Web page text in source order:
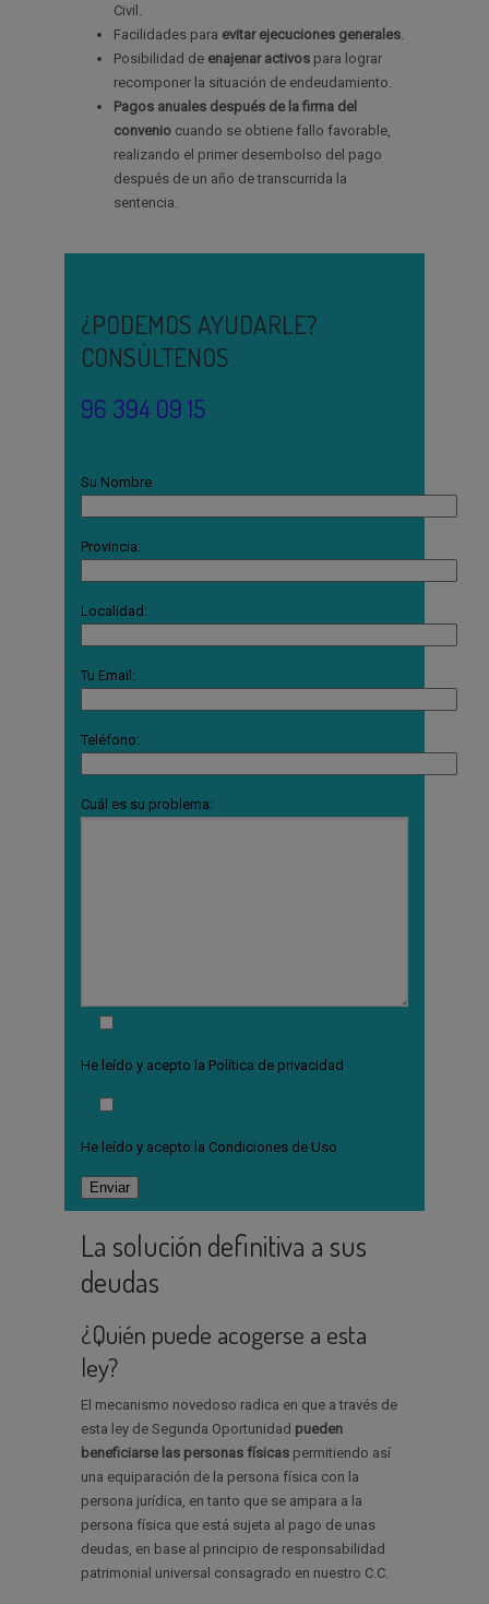
Civil.
Facilidades para evitar ejecuciones generales.
Posibilidad de enajenar activos para lograr
recomponer la situación de endeudamiento.
Pagos anuales después de la firma del
convenio cuando se obtiene fallo favorable,
realizando el primer desembolso del pago
después de un año de transcurrida la
sentencia.
¿PODEMOS AYUDARLE?
CONSÚLTENOS
96 394 09 15
Su Nombre
Provincia:
Localidad:
Tu Email:
Teléfono:
Cuál es su problema:
He leído y acepto la Política de privacidad
He leído y acepto la Condiciones de Uso
La solución definitiva a sus
deudas
¿Quién puede acogerse a esta
ley?
El mecanismo novedoso radica en que a través de
esta ley de Segunda Oportunidad pueden
beneficiarse las personas físicas permitiendo así
una equiparación de la persona física con la
persona jurídica, en tanto que se ampara a la
persona física que está sujeta al pago de unas
deudas, en base al principio de responsabilidad
patrimonial universal consagrado en nuestro C.C.